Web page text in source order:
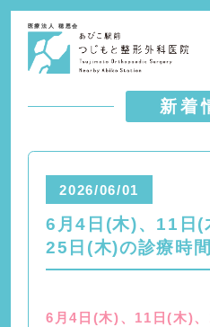
医療法人 穂恩会
新着
2026/06/01
6月4日(木)、11日(
25日(木)の診療時
6月4日(木)、11日(木)